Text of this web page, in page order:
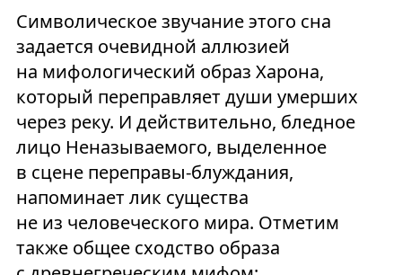
Символическое звучание этого сна
задается очевидной аллюзией
на мифологический образ Харона,
который переправляет души умерших
через реку. И действительно, бледное
лицо Неназываемого, выделенное
в сцене переправы-блуждания,
напоминает лик существа
не из человеческого мира. Отметим
также общее сходство образа